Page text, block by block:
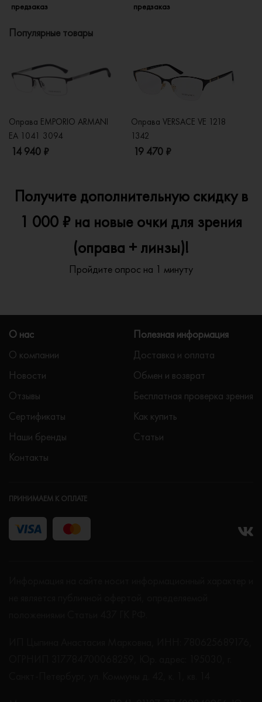
предзаказ предзаказ
Популярные товары
Оправа EMPORIO ARMANI
EA 1041 3094
14 940 ₽
Оправа VERSACE VE 1218
1342
19 470 ₽
Получите дополнительную скидку в
1 000 ₽ на новые очки для зрения
(оправа + линзы)!
Пройдите опрос на 1 минуту
О нас
О компании
Новости
Отзывы
Сертификаты
Наши бренды
Контакты
Полезная информация
Доставка и оплата
Обмен и возврат
Бесплатная проверка зрения
Как купить
Статьи
ПРИНИМАЕМ К ОПЛАТЕ